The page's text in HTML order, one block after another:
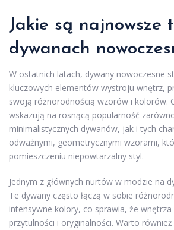
Jakie są najnowsze
dywanach
W ostatnich latach, dywany nowoczesne
kluczowych elementów wystroju wnętrz,
swoją różnorodnością wzorów i kolorów.
wskazują na rosnącą popularność
minimalistycznych dywanów, jak i tych
odważnymi, geometrycznymi wzorami,
pomieszczeniu niepowtarzalny styl.
Jednym z głównych nurtów w modzie na
Te dywany często łączą w sobie
intensywne kolory, co sprawia, że wnętrza
przytulności i oryginalności. Warto